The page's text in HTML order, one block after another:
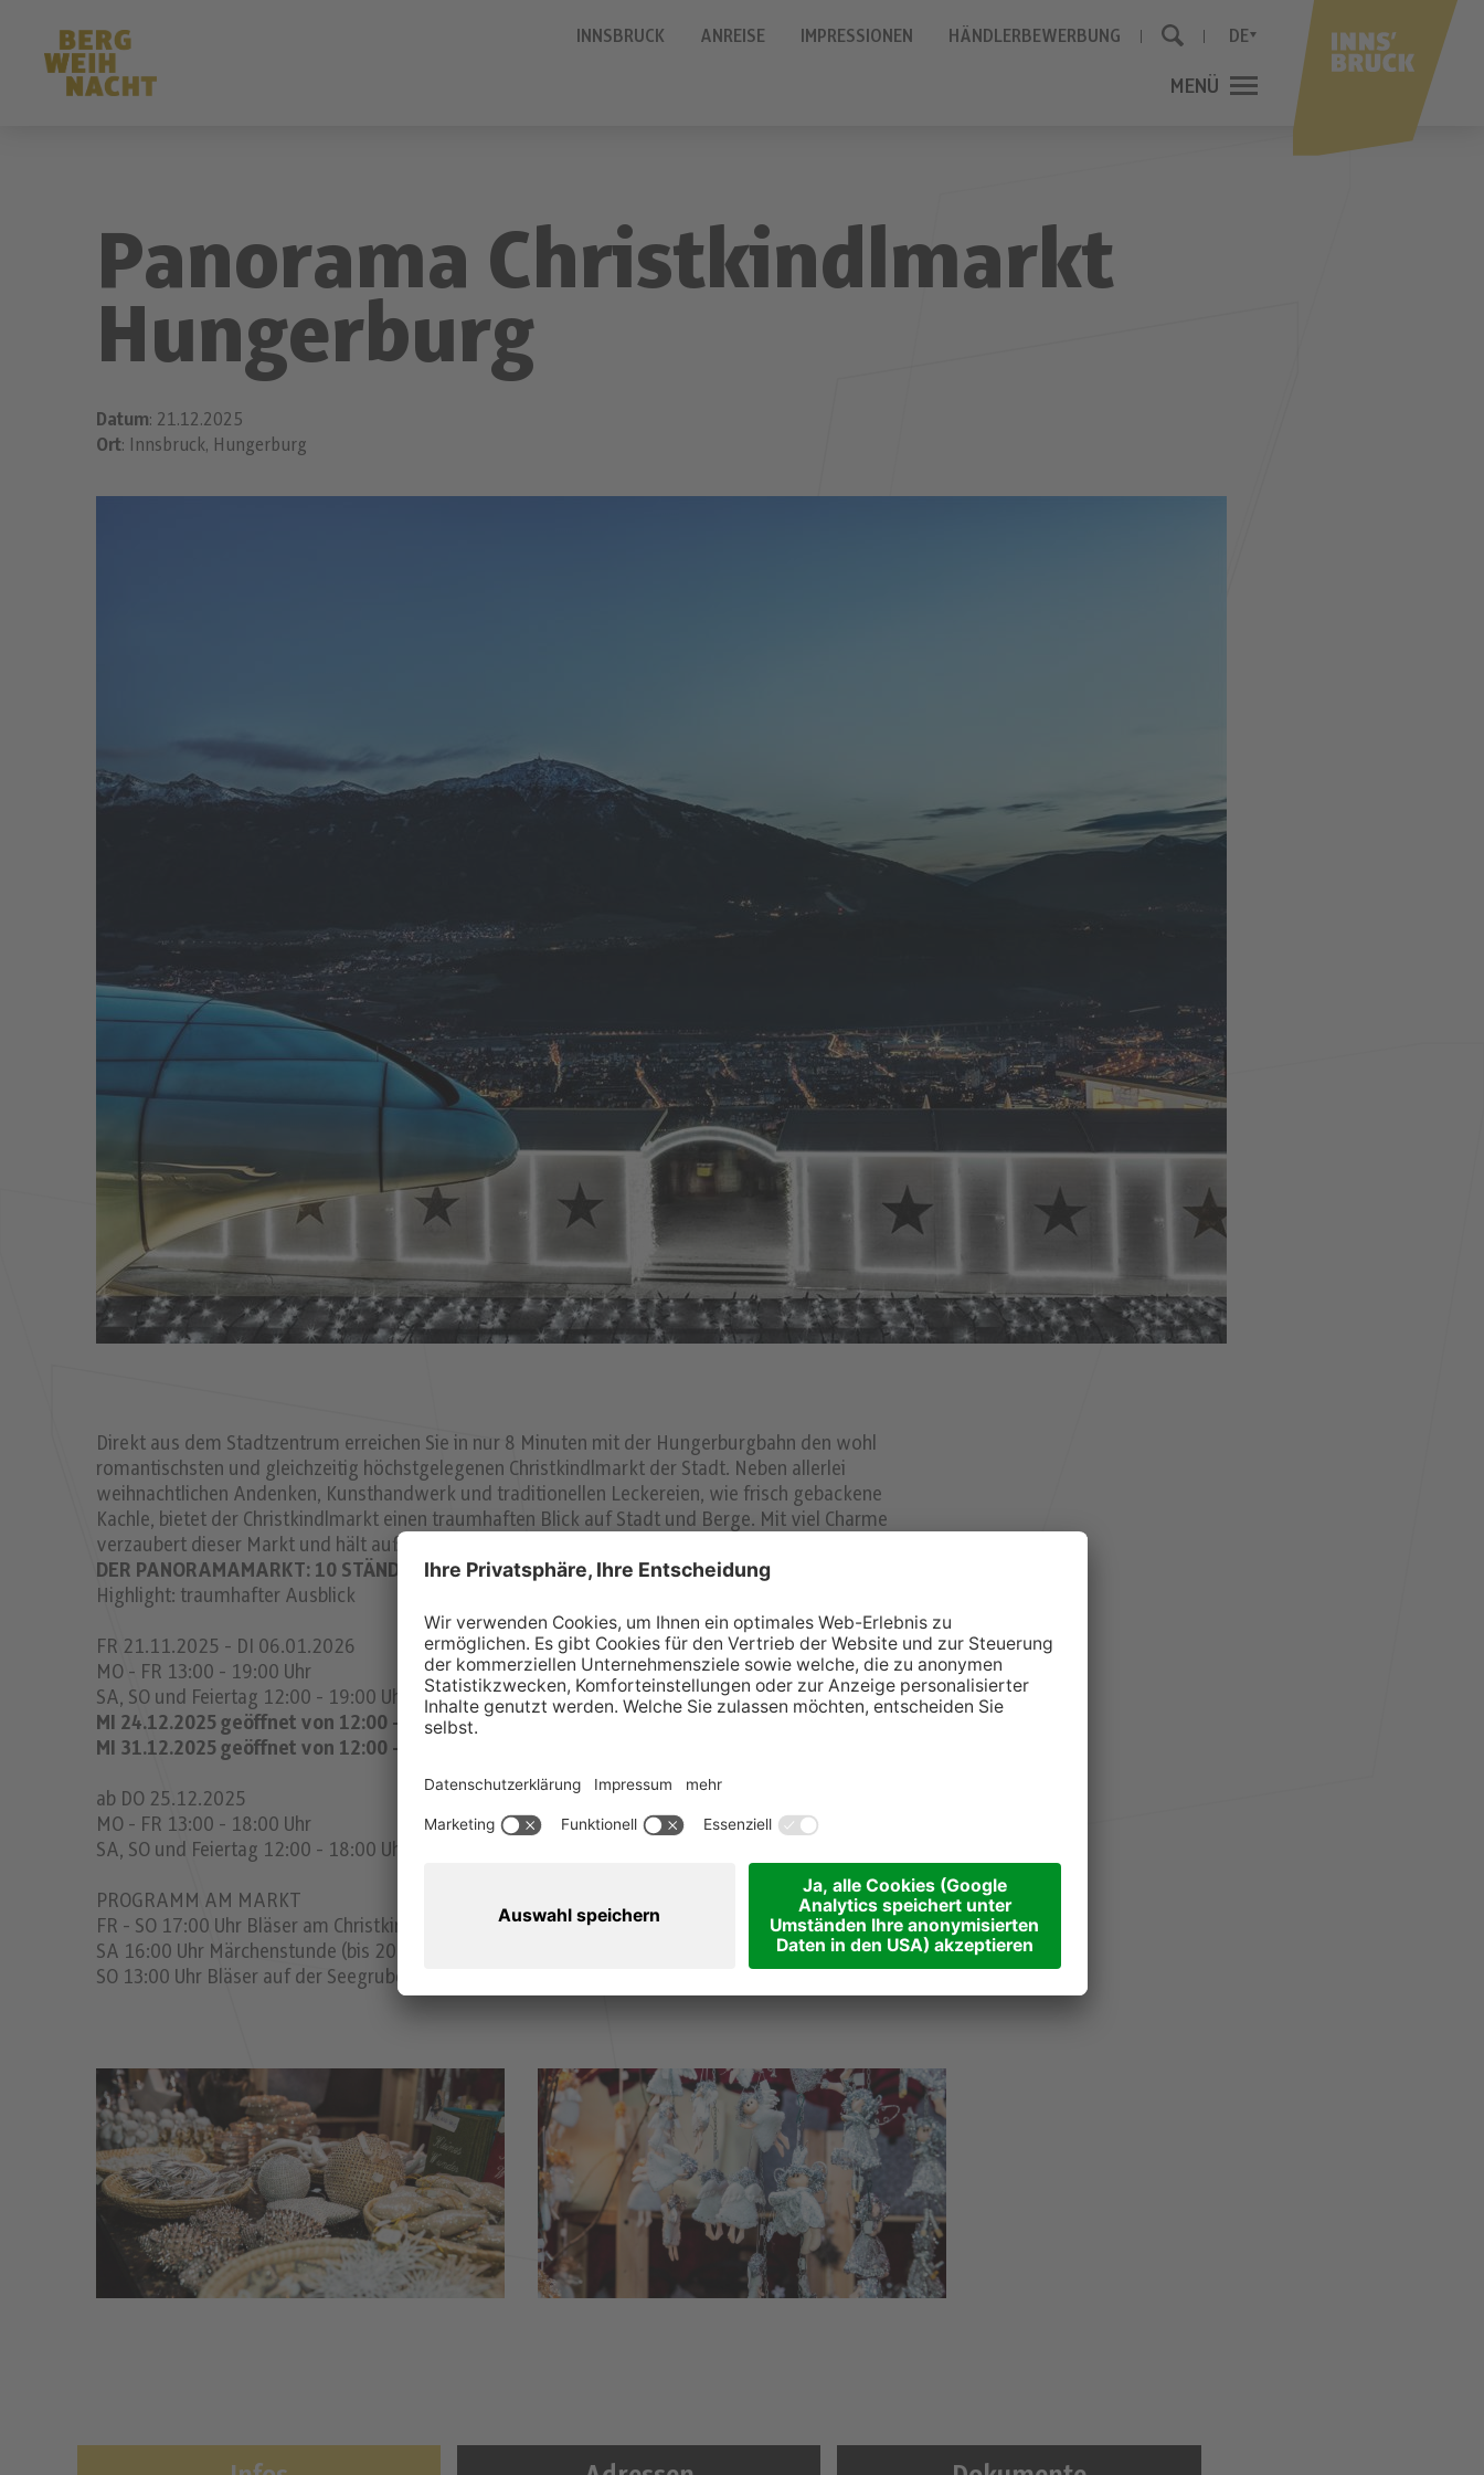
DE
INNSBRUCK ANREISE IMPRESSIONEN HÄNDLERBEWERBUNG
MENÜ SCHLIESSEN
Panorama Christkindlmarkt
Hungerburg
Datum: 21.12.2025
Ort: Innsbruck, Hungerburg
Direkt aus dem Stadtzentrum erreichen Sie in nur 8 Minuten mit der Hungerburgbahn den wohl
romantischsten und gleichzeitig höchstgelegenen Christkindlmarkt der Stadt. Neben allerlei
weihnachtlichen Andenken, Kunsthandwerk und traditionellen Leckereien, wie frisch gebackene
Kachle, bietet der Christkindlmarkt einen traumhaften Blick auf Stadt und Berge. Mit viel Charme
verzaubert dieser Markt und hält außerdem ein buntes Rahmenprogram für Groß und Klein bereit.
DER PANORAMAMARKT: 10 STÄNDE
Highlight: traumhafter Ausblick
FR 21.11.2025 - DI 06.01.2026
MO - FR 13:00 - 19:00 Uhr
SA, SO und Feiertag 12:00 - 19:00 Uhr
MI 24.12.2025 geöffnet von 12:00 - 15:00 Uhr
MI 31.12.2025 geöffnet von 12:00 - 17:00 Uhr
ab DO 25.12.2025
MO - FR 13:00 - 18:00 Uhr
SA, SO und Feiertag 12:00 - 18:00 Uhr
PROGRAMM AM MARKT
FR - SO 17:00 Uhr Bläser am Christkindlmarkt (bis 21.12.)
SA 16:00 Uhr Märchenstunde (bis 20.12.)
SO 13:00 Uhr Bläser auf der Seegrube